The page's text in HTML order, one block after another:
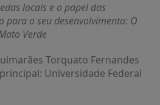
locais e o papel das
para o seu desenvolvimento: O
Verde
Torquato Fernandes
Universidade Federal